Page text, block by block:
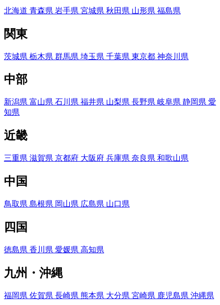
北海道 青森県 岩手県 宮城県 秋田県 山形県 福島県
関東
茨城県 栃木県 群馬県 埼玉県 千葉県 東京都 神奈川県
中部
新潟県 富山県 石川県 福井県 山梨県 長野県 岐阜県 静岡県 愛
知県
近畿
三重県 滋賀県 京都府 大阪府 兵庫県 奈良県 和歌山県
中国
鳥取県 島根県 岡山県 広島県 山口県
四国
徳島県 香川県 愛媛県 高知県
九州・沖縄
福岡県 佐賀県 長崎県 熊本県 大分県 宮崎県 鹿児島県 沖縄県